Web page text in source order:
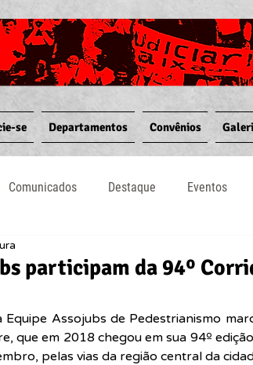
se Departamentos Convênios
Comunicados Destaque Eventos
participam da 94º
Equipe Assojubs de Pedestrianismo
que em 2018 chegou em sua 94º
pelas vias da região central da